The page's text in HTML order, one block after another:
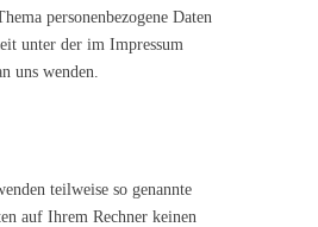
personenbezogene Daten
unter der im Impressum
uns wenden.
teilweise so genannte
auf Ihrem Rechner keinen